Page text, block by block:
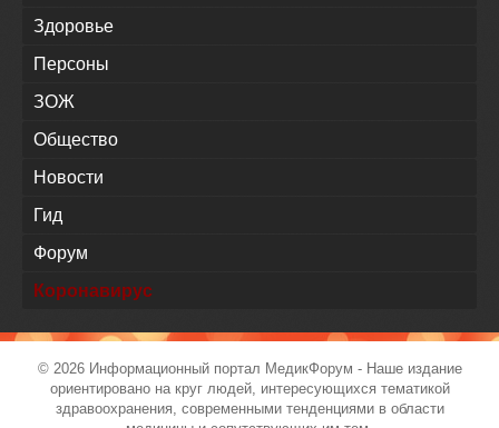
Здоровье
Персоны
ЗОЖ
Общество
Новости
Гид
Форум
Коронавирус
© 2026 Информационный портал МедикФорум - Наше издание
ориентировано на круг людей, интересующихся тематикой
здравоохранения, современными тенденциями в области